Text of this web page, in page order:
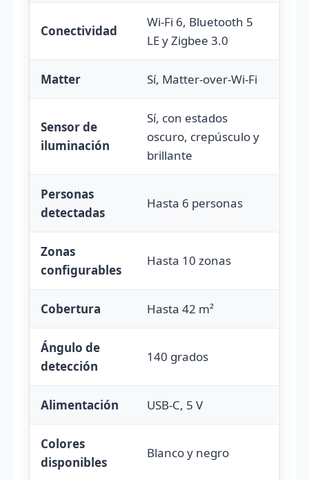
Conectividad
Wi-Fi 6, Bluetooth 5
LE y Zigbee 3.0
Matter Sí, Matter-over-Wi-Fi
Sensor de
iluminación
Sí, con estados
oscuro, crepúsculo y
brillante
Personas
detectadas
Hasta 6 personas
Zonas
configurables
Hasta 10 zonas
Cobertura Hasta 42 m²
Ángulo de
detección
140 grados
Alimentación USB-C, 5 V
Colores
disponibles
Blanco y negro